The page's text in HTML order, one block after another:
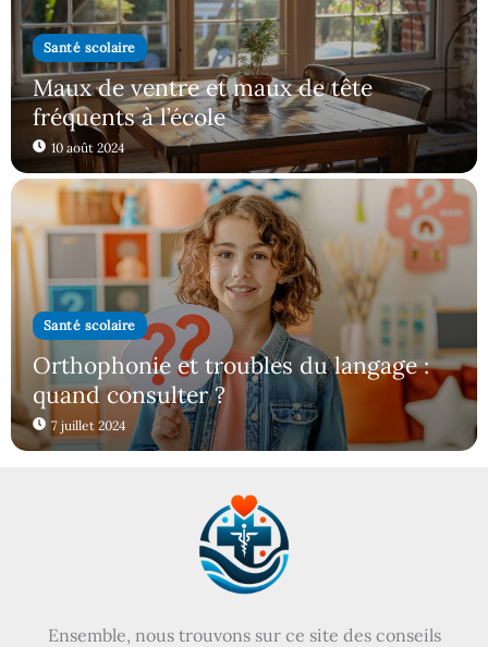
Santé scolaire
Maux de ventre et maux de tête
fréquents à l’école
10 août 2024
Santé scolaire
Orthophonie et troubles du langage :
quand consulter ?
7 juillet 2024
Ensemble, nous trouvons sur ce site des conseils